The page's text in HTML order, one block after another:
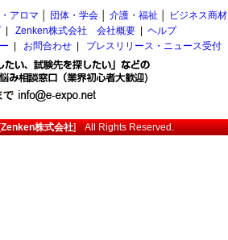
アロマ 団体・学会 介護・福祉
ビジネス商材
| Zenken株式会社 会社概要
ヘルプ
お問合わせ プレスリリース・ニュース受付
Zenken株式会社] All Rights Reserved.